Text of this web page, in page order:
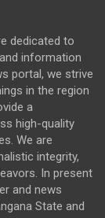
dedicated to
information
portal, we strive
in the region
a
high-quality
We are
integrity,
In present
and news
State and